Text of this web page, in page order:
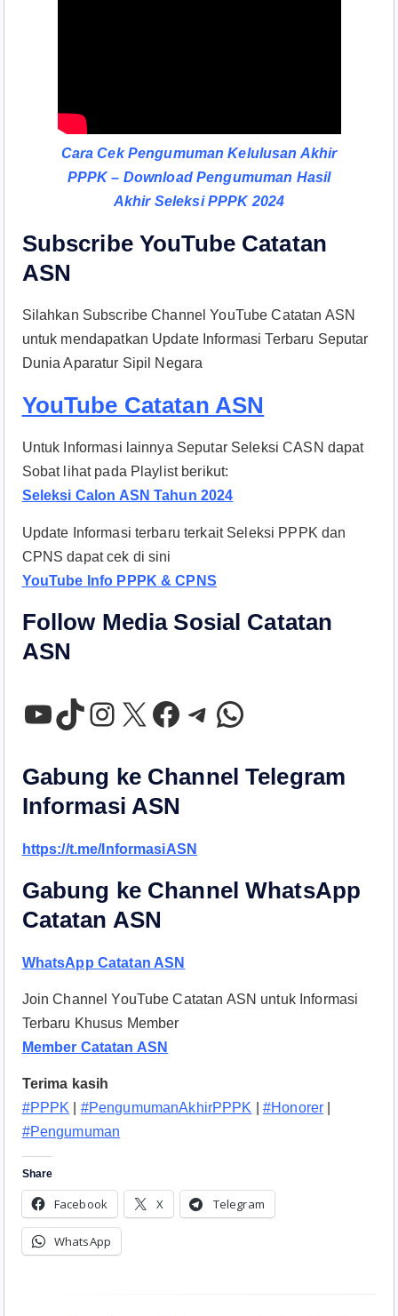
Cara Cek Pengumuman Kelulusan Akhir
PPPK – Download Pengumuman Hasil
Akhir Seleksi PPPK 2024
Subscribe YouTube Catatan
ASN
Silahkan Subscribe Channel YouTube Catatan ASN
untuk mendapatkan Update Informasi Terbaru Seputar
Dunia Aparatur Sipil Negara
YouTube Catatan ASN
Untuk Informasi lainnya Seputar Seleksi CASN dapat
Sobat lihat pada Playlist berikut:
Seleksi Calon ASN Tahun 2024
Update Informasi terbaru terkait Seleksi PPPK dan
CPNS dapat cek di sini
YouTube Info PPPK & CPNS
Follow Media Sosial Catatan
ASN
YouTube TikTok Instagram X Facebook Telegram WhatsApp
Gabung ke Channel Telegram
Informasi ASN
https://t.me/InformasiASN
Gabung ke Channel WhatsApp
Catatan ASN
WhatsApp Catatan ASN
Join Channel YouTube Catatan ASN untuk Informasi
Terbaru Khusus Member
Member Catatan ASN
Terima kasih
#PPPK
#PengumumanAkhirPPPK #Honorer
#Pengumuman
Share
Facebook X Telegram
WhatsApp